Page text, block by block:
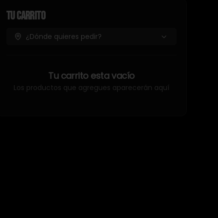
Tu Carrito
¿Dónde quieres pedir?
Tu carrito esta vacío
Los productos que agregues aparecerán aquí